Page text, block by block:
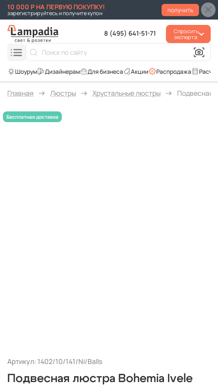
10 000 Р НА ПЕРВУЮ ПОКУПКУ!
зарегистрируйтесь и получите купон получить
8 (495) 641-51-71
Спросить
эксперта
Распродажа
Акции
Для бизнеса
Главная Люстры Хрустальные люстры Подвесная
Артикул: 1402/10/141/Ni/Balls
Подвесная люстра Bohemia Ivele